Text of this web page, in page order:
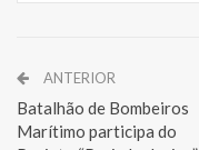
ANTERIOR
Batalhão de Bombeiros
Marítimo participa do